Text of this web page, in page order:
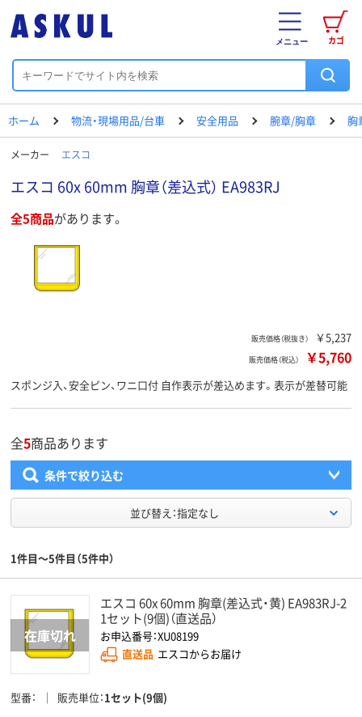
カゴ
メニュー
ホーム 物流・現場用品/台車 安全用品 腕章/胸章 胸
メーカー エスコ
エスコ 60x 60mm 胸章（差込式） EA983RJ
全5商品があります。
販売価格（税抜き） ￥5,237
販売価格（税込） ￥5,760
スポンジ入、安全ピン、ワニ口付 自作表示が差込めます。表示が差替可能
全5商品あります
条件で絞り込む
並び替え：指定なし
1件目～5件目（5件中）
エスコ 60x 60mm 胸章(差込式・黄) EA983RJ-2
1セット(9個)（直送品）
お申込番号：XU08199
直送品 エスコからお届け
型番 販売単位 1セット(9個)